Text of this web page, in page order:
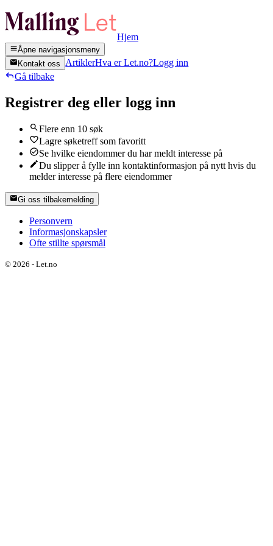
Hjem
Åpne navigasjonsmeny
Kontakt oss
ArtiklerHva er Let.no?Logg inn
Gå tilbake
Registrer deg eller logg inn
Flere enn 10 søk
Lagre søketreff som favoritt
Se hvilke eiendommer du har meldt interesse på
Du slipper å fylle inn kontaktinformasjon på nytt hvis du
melder interesse på flere eiendommer
Gi oss tilbakemelding
Personvern
Informasjonskapsler
Ofte stillte spørsmål
© 2026 - Let.no